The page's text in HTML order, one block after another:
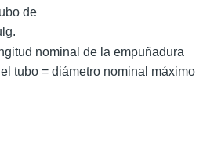
de
nominal de la empuñadura
tubo = diámetro nominal máximo